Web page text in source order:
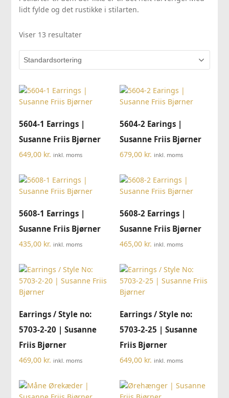
lidt fylde og det rustikke i stilarten.
Viser 13 resultater
5604-1 Earrings |
Susanne Friis Bjørner
649,00 kr. inkl. moms
5604-2 Earings |
Susanne Friis Bjørner
679,00 kr. inkl. moms
5608-1 Earrings |
Susanne Friis Bjørner
435,00 kr. inkl. moms
5608-2 Earrings |
Susanne Friis Bjørner
465,00 kr. inkl. moms
Earrings / Style no:
5703-2-20 | Susanne
Friis Bjørner
469,00 kr. inkl. moms
Earrings / Style no:
5703-2-25 | Susanne
Friis Bjørner
649,00 kr. inkl. moms